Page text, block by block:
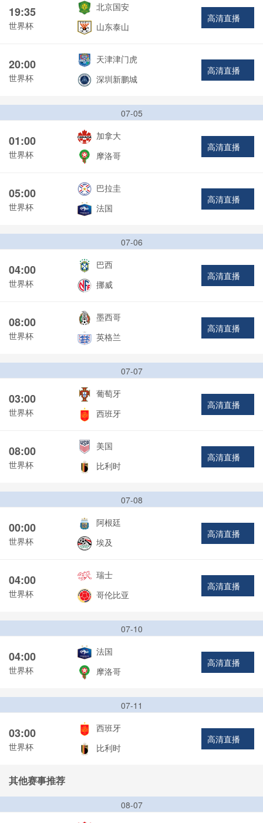
19:35
世界杯
北京国安
山东泰山
高清直播
20:00
世界杯
天津津门虎
深圳新鹏城
高清直播
07-05
01:00
世界杯
加拿大
摩洛哥
高清直播
05:00
世界杯
巴拉圭
法国
高清直播
07-06
04:00
世界杯
巴西
挪威
高清直播
08:00
世界杯
墨西哥
英格兰
高清直播
07-07
03:00
世界杯
葡萄牙
西班牙
高清直播
08:00
世界杯
美国
比利时
高清直播
07-08
00:00
世界杯
阿根廷
埃及
高清直播
04:00
世界杯
瑞士
哥伦比亚
高清直播
07-10
04:00
世界杯
法国
摩洛哥
高清直播
07-11
03:00
世界杯
西班牙
比利时
高清直播
其他赛事推荐
08-07